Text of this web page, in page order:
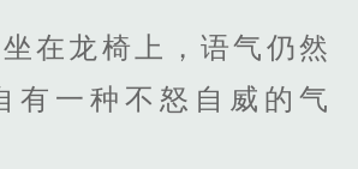
在龙椅上，语气仍然
有一种不怒自威的气